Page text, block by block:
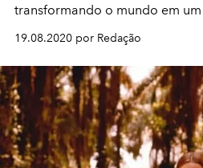
transformando o mundo em
19.08.2020 por Redação